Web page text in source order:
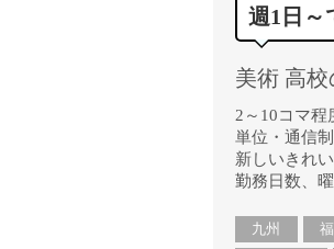
週1日～
美術 高校
2～10コマ程
単位・通信
新しいきれ
勤務日数、
九州